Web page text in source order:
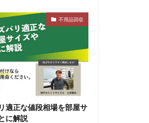
不用品回収
適正な値段相場を部屋サ
に解説